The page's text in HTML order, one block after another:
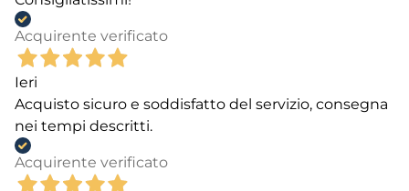
Acquirente verificato
Ieri
Acquisto sicuro e soddisfatto del servizio, consegna
nei tempi descritti.
Acquirente verificato